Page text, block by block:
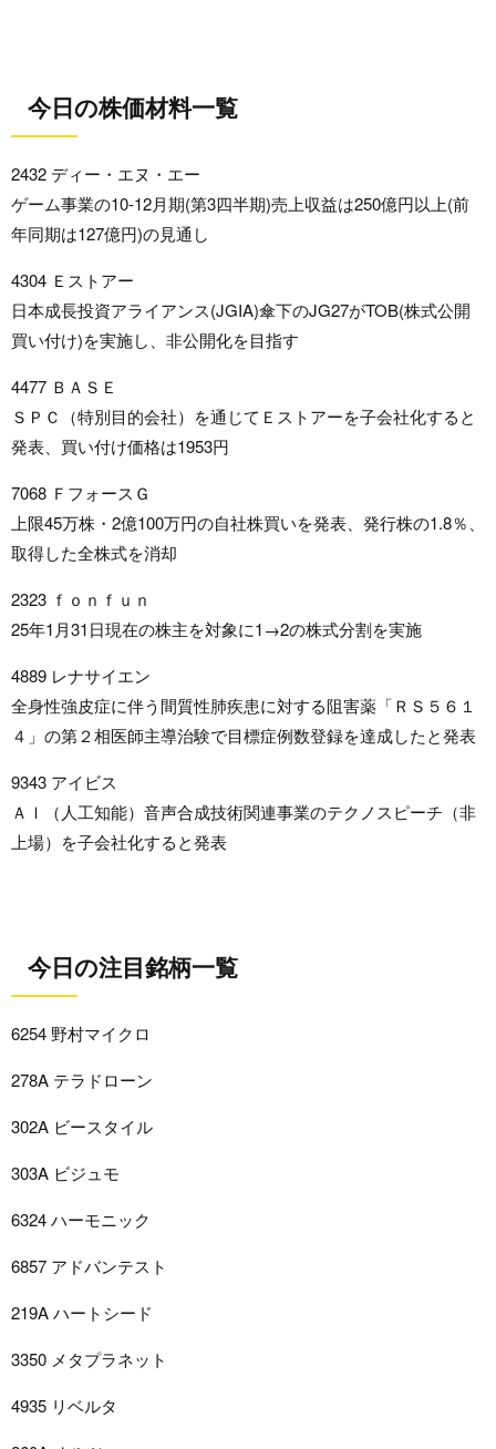
今日の株価材料一覧
2432 ディー・エヌ・エー
ゲーム事業の10-12月期(第3四半期)売上収益は250億円以上(前
年同期は127億円)の見通し
4304 Ｅストアー
日本成長投資アライアンス(JGIA)傘下のJG27がTOB(株式公開
買い付け)を実施し、非公開化を目指す
4477 ＢＡＳＥ
ＳＰＣ（特別目的会社）を通じてＥストアーを子会社化すると
発表、買い付け価格は1953円
7068 ＦフォースＧ
上限45万株・2億100万円の自社株買いを発表、発行株の1.8％、
取得した全株式を消却
2323 ｆｏｎｆｕｎ
25年1月31日現在の株主を対象に1→2の株式分割を実施
4889 レナサイエン
全身性強皮症に伴う間質性肺疾患に対する阻害薬「ＲＳ５６１
４」の第２相医師主導治験で目標症例数登録を達成したと発表
9343 アイビス
ＡＩ（人工知能）音声合成技術関連事業のテクノスピーチ（非
上場）を子会社化すると発表
今日の注目銘柄一覧
6254 野村マイクロ
278A テラドローン
302A ビースタイル
303A ビジュモ
6324 ハーモニック
6857 アドバンテスト
219A ハートシード
3350 メタプラネット
4935 リベルタ